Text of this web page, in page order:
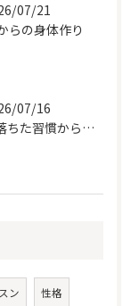
07/21
らの身体作り
07/16
腑に落ちた習慣から変わる
ン 性格